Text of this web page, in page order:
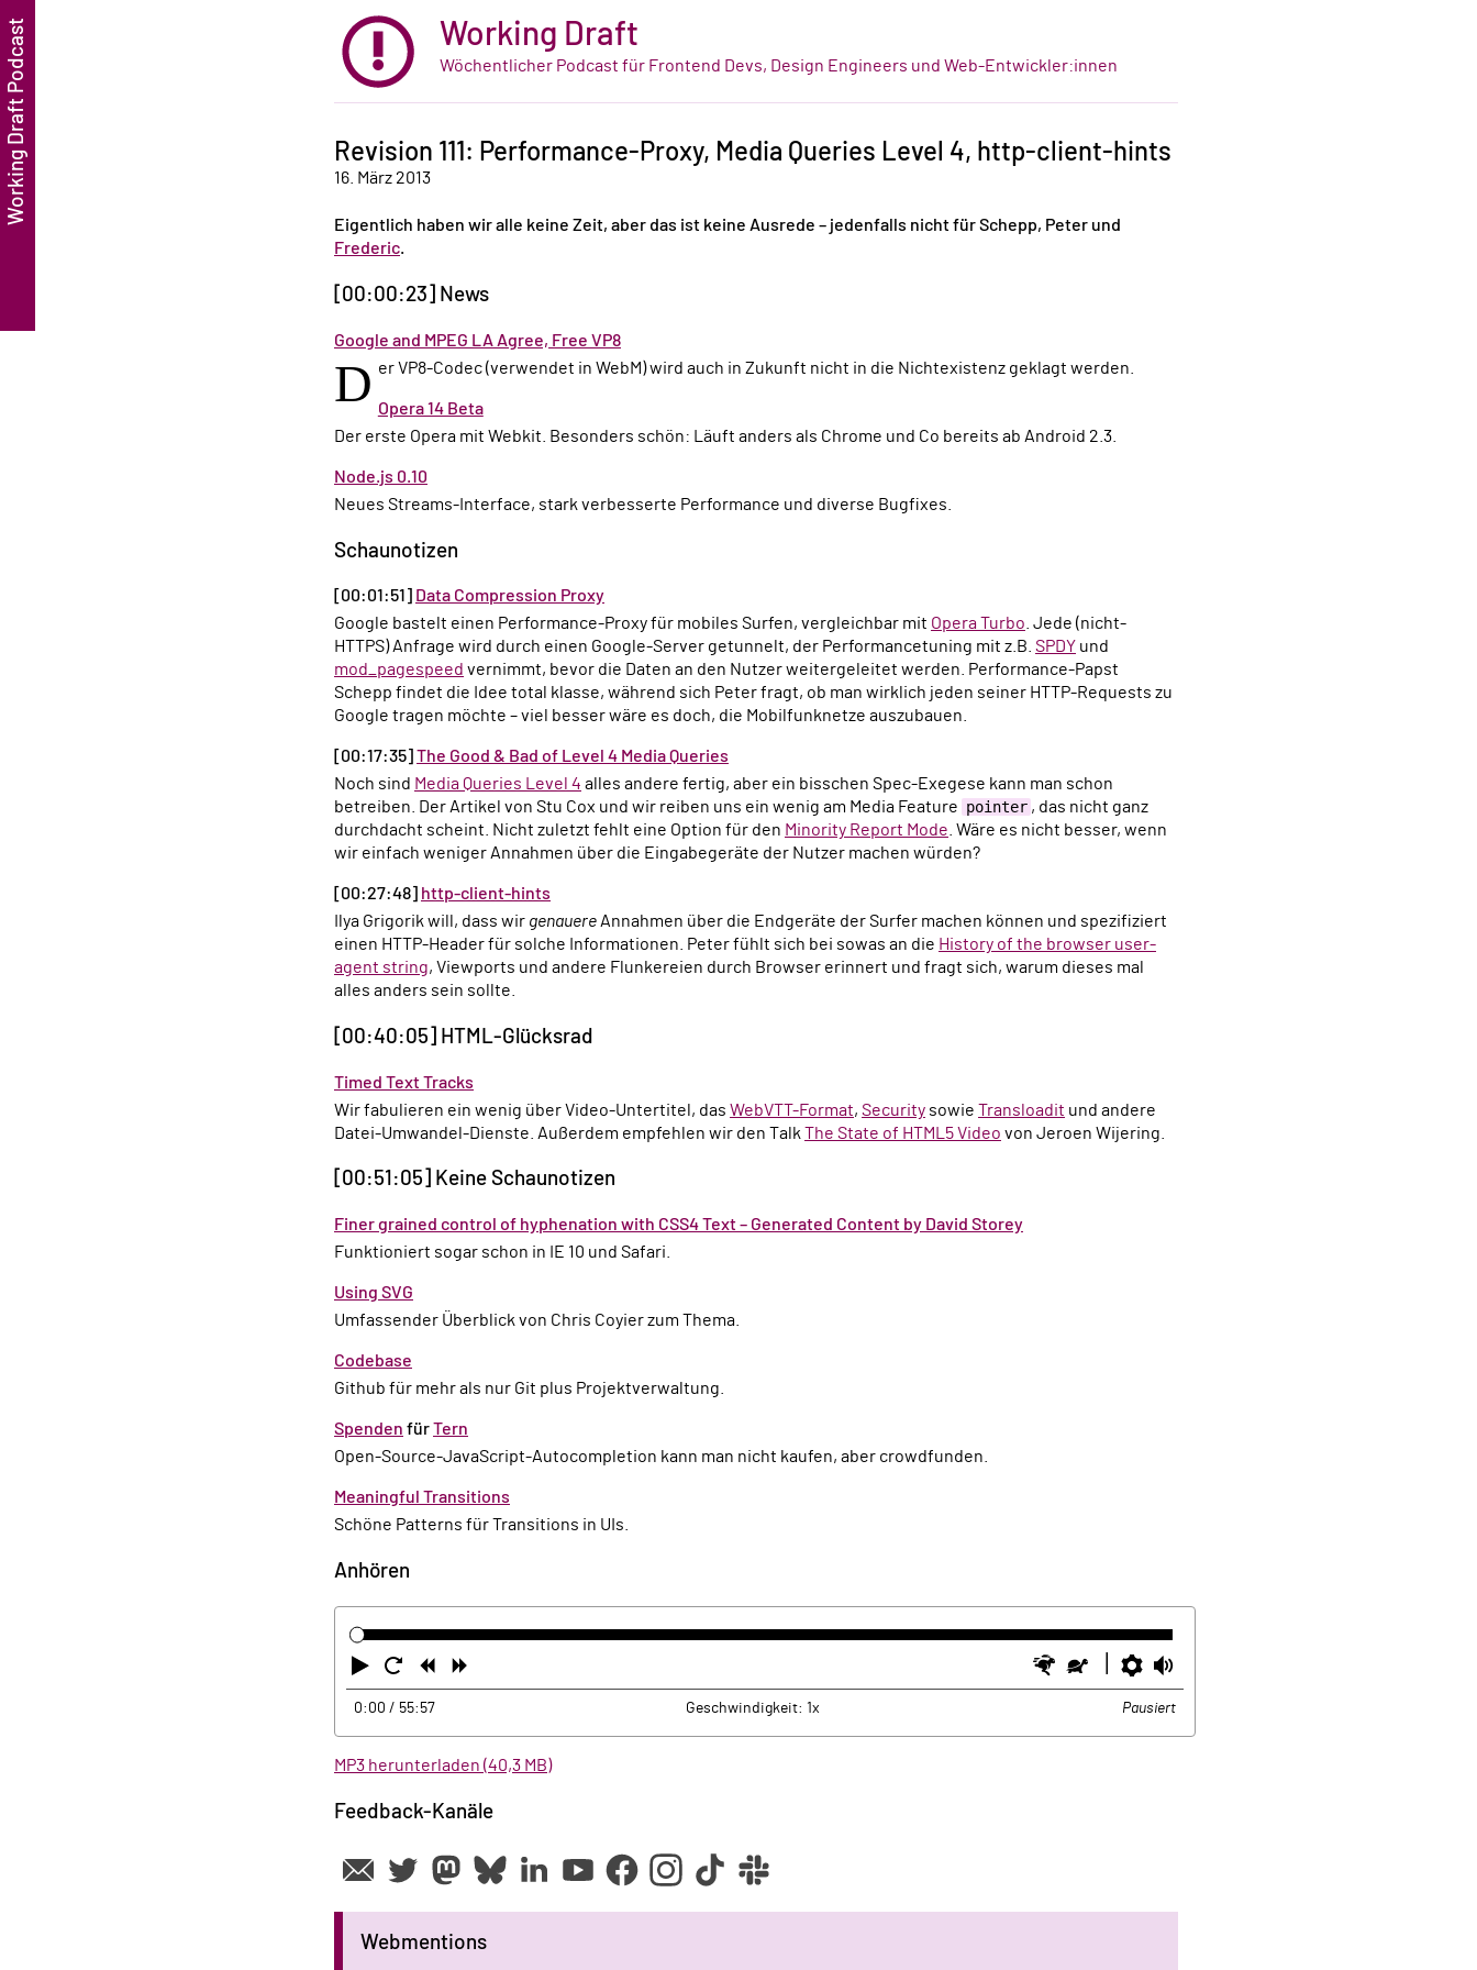
Working Draft
Wöchentlicher Podcast für Frontend Devs, Design Engineers und Web-Entwickler:innen
Revision 111: Performance-Proxy, Media Queries Level 4, http-client-hints
16. März 2013
Eigentlich haben wir alle keine Zeit, aber das ist keine Ausrede – jedenfalls nicht für Schepp, Peter und
Frederic.
[00:00:23] News
Google and MPEG LA Agree, Free VP8
D er VP8-Codec (verwendet in WebM) wird auch in Zukunft nicht in die Nichtexistenz geklagt werden.
Opera 14 Beta
Der erste Opera mit Webkit. Besonders schön: Läuft anders als Chrome und Co bereits ab Android 2.3.
Node.js 0.10
Neues Streams-Interface, stark verbesserte Performance und diverse Bugfixes.
Schaunotizen
[00:01:51] Data Compression Proxy
Google bastelt einen Performance-Proxy für mobiles Surfen, vergleichbar mit Opera Turbo. Jede (nicht-
HTTPS) Anfrage wird durch einen Google-Server getunnelt, der Performancetuning mit z.B. SPDY und
mod_pagespeed vernimmt, bevor die Daten an den Nutzer weitergeleitet werden. Performance-Papst
Schepp findet die Idee total klasse, während sich Peter fragt, ob man wirklich jeden seiner HTTP-Requests zu
Google tragen möchte – viel besser wäre es doch, die Mobilfunknetze auszubauen.
[00:17:35] The Good & Bad of Level 4 Media Queries
Noch sind Media Queries Level 4 alles andere fertig, aber ein bisschen Spec-Exegese kann man schon
betreiben. Der Artikel von Stu Cox und wir reiben uns ein wenig am Media Feature pointer , das nicht ganz
durchdacht scheint. Nicht zuletzt fehlt eine Option für den Minority Report Mode. Wäre es nicht besser, wenn
wir einfach weniger Annahmen über die Eingabegeräte der Nutzer machen würden?
[00:27:48] http-client-hints
Ilya Grigorik will, dass wir genauereAnnahmen über die Endgeräte der Surfer machen können und spezifiziert
einen HTTP-Header für solche Informationen. Peter fühlt sich bei sowas an die History of the browser user-
agent string, Viewports und andere Flunkereien durch Browser erinnert und fragt sich, warum dieses mal
alles anders sein sollte.
[00:40:05] HTML-Glücksrad
Timed Text Tracks
Wir fabulieren ein wenig über Video-Untertitel, das WebVTT-Format, Security sowie Transloadit und andere
Datei-Umwandel-Dienste. Außerdem empfehlen wir den Talk The State of HTML5 Video von Jeroen Wijering.
[00:51:05] Keine Schaunotizen
Finer grained control of hyphenation with CSS4 Text – Generated Content by David Storey
Funktioniert sogar schon in IE 10 und Safari.
Using SVG
Umfassender Überblick von Chris Coyier zum Thema.
Codebase
Github für mehr als nur Git plus Projektverwaltung.
Spenden fürTern
Open-Source-JavaScript-Autocompletion kann man nicht kaufen, aber crowdfunden.
Meaningful Transitions
Schöne Patterns für Transitions in UIs.
Anhören
Abspielen
Neustart
Zurück Schneller
LangsamerEinstellungen
0:00 / 55:57 Geschwindigkeit: 1x Pausiert
MP3 herunterladen (40,3 MB)
Feedback-Kanäle
Webmentions